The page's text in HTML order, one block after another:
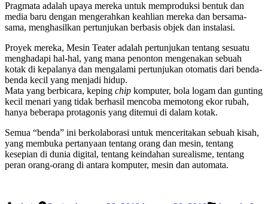
Pragmata adalah upaya mereka untuk memproduksi bentuk dan
media baru dengan mengerahkan keahlian mereka dan bersama-
sama, menghasilkan pertunjukan berbasis objek dan instalasi.
Proyek mereka, Mesin Teater adalah pertunjukan tentang sesuatu
menghadapi hal-hal, yang mana penonton mengenakan sebuah
kotak di kepalanya dan mengalami pertunjukan otomatis dari benda-
benda kecil yang menjadi hidup.
Mata yang berbicara, keping chip komputer, bola logam dan gunting
kecil menari yang tidak berhasil mencoba memotong ekor rubah,
hanya beberapa protagonis yang ditemui di dalam kotak.
Semua “benda” ini berkolaborasi untuk menceritakan sebuah kisah,
yang membuka pertanyaan tentang orang dan mesin, tentang
kesepian di dunia digital, tentang keindahan surealisme, tentang
peran orang-orang di antara komputer, mesin dan automata.